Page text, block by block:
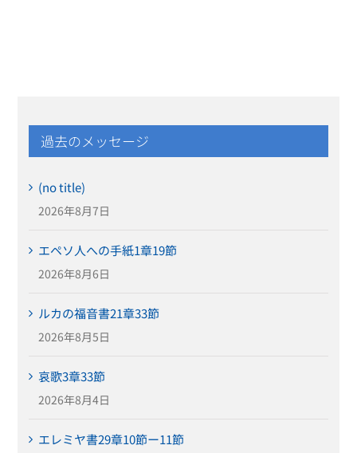
過去のメッセージ
(no title)
2026年8月7日
エペソ人への手紙1章19節
2026年8月6日
ルカの福音書21章33節
2026年8月5日
哀歌3章33節
2026年8月4日
エレミヤ書29章10節ー11節